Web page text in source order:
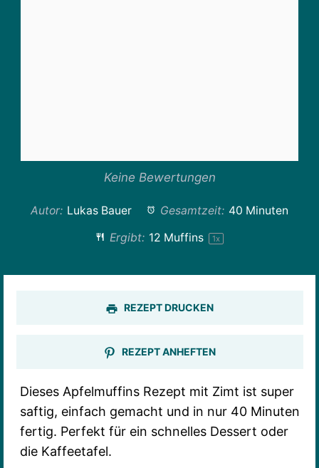
Keine Bewertungen
Autor: Lukas Bauer Gesamtzeit: 40 Minuten
Ergibt: 12 Muffins 1x
REZEPT DRUCKEN
REZEPT ANHEFTEN
Dieses Apfelmuffins Rezept mit Zimt ist super
saftig, einfach gemacht und in nur 40 Minuten
fertig. Perfekt für ein schnelles Dessert oder
die Kaffeetafel.